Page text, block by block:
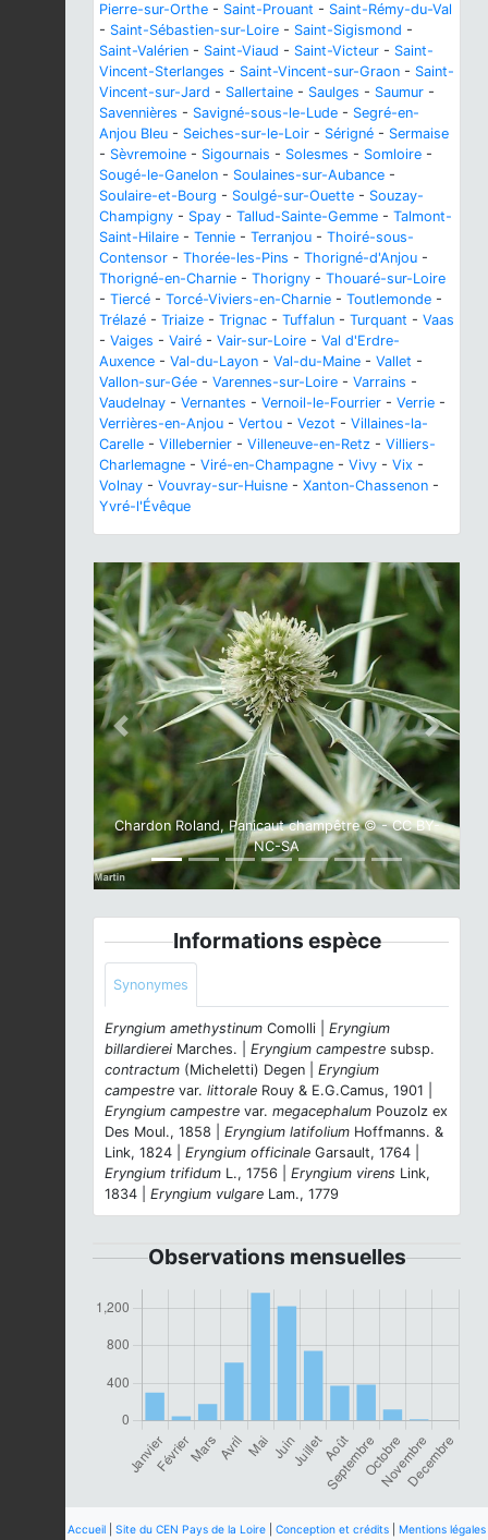
Pierre-sur-Orthe - Saint-Prouant - Saint-Rémy-du-Val
- Saint-Sébastien-sur-Loire - Saint-Sigismond -
Saint-Valérien - Saint-Viaud - Saint-Victeur - Saint-
Vincent-Sterlanges - Saint-Vincent-sur-Graon - Saint-
Vincent-sur-Jard - Sallertaine - Saulges - Saumur -
Savennières - Savigné-sous-le-Lude - Segré-en-
Anjou Bleu - Seiches-sur-le-Loir - Sérigné - Sermaise
- Sèvremoine - Sigournais - Solesmes - Somloire -
Sougé-le-Ganelon - Soulaines-sur-Aubance -
Soulaire-et-Bourg - Soulgé-sur-Ouette - Souzay-
Champigny - Spay - Tallud-Sainte-Gemme - Talmont-
Saint-Hilaire - Tennie - Terranjou - Thoiré-sous-
Contensor - Thorée-les-Pins - Thorigné-d'Anjou -
Thorigné-en-Charnie - Thorigny - Thouaré-sur-Loire
- Tiercé - Torcé-Viviers-en-Charnie - Toutlemonde -
Trélazé - Triaize - Trignac - Tuffalun - Turquant - Vaas
- Vaiges - Vairé - Vair-sur-Loire - Val d'Erdre-
Auxence - Val-du-Layon - Val-du-Maine - Vallet -
Vallon-sur-Gée - Varennes-sur-Loire - Varrains -
Vaudelnay - Vernantes - Vernoil-le-Fourrier - Verrie -
Verrières-en-Anjou - Vertou - Vezot - Villaines-la-
Carelle - Villebernier - Villeneuve-en-Retz - Villiers-
Charlemagne - Viré-en-Champagne - Vivy - Vix -
Volnay - Vouvray-sur-Huisne - Xanton-Chassenon -
Yvré-l'Évêque
Chardon Roland, Panicaut champêtre © - CC BY-
NC-SA
Previous Next
Informations espèce
Synonymes
Eryngium amethystinum Comolli | Eryngium
billardierei Marches. | Eryngium campestre subsp.
contractum (Micheletti) Degen | Eryngium
campestre var. littorale Rouy & E.G.Camus, 1901 |
Eryngium campestre var. megacephalum Pouzolz ex
Des Moul., 1858 | Eryngium latifolium Hoffmanns. &
Link, 1824 | Eryngium officinale Garsault, 1764 |
Eryngium trifidum L., 1756 | Eryngium virens Link,
1834 | Eryngium vulgare Lam., 1779
Observations mensuelles
Accueil Site du CEN Pays de la Loire Conception et crédits Mentions légales